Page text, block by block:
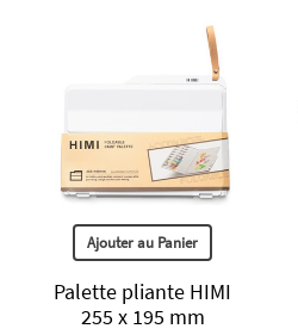
Ajouter au Panier
Palette pliante HIMI
255 x 195 mm